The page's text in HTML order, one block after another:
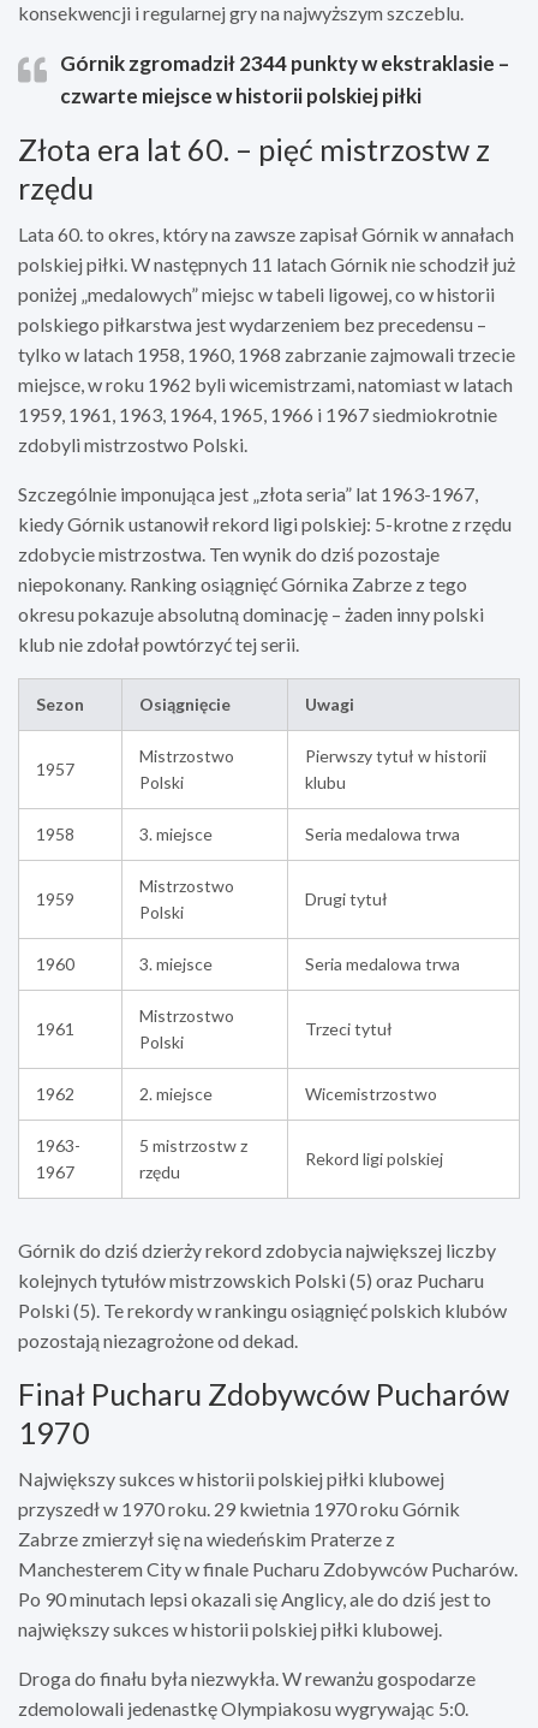
konsekwencji i regularnej gry na najwyższym szczeblu.
Górnik zgromadził 2344 punkty w ekstraklasie –
czwarte miejsce w historii polskiej piłki
Złota era lat 60. – pięć mistrzostw z
rzędu
Lata 60. to okres, który na zawsze zapisał Górnik w annałach
polskiej piłki. W następnych 11 latach Górnik nie schodził już
poniżej „medalowych” miejsc w tabeli ligowej, co w historii
polskiego piłkarstwa jest wydarzeniem bez precedensu –
tylko w latach 1958, 1960, 1968 zabrzanie zajmowali trzecie
miejsce, w roku 1962 byli wicemistrzami, natomiast w latach
1959, 1961, 1963, 1964, 1965, 1966 i 1967 siedmiokrotnie
zdobyli mistrzostwo Polski.
Szczególnie imponująca jest „złota seria” lat 1963-1967,
kiedy Górnik ustanowił rekord ligi polskiej: 5-krotne z rzędu
zdobycie mistrzostwa. Ten wynik do dziś pozostaje
niepokonany. Ranking osiągnięć Górnika Zabrze z tego
okresu pokazuje absolutną dominację – żaden inny polski
klub nie zdołał powtórzyć tej serii.
Sezon Osiągnięcie Uwagi
1957
Mistrzostwo
Polski
Pierwszy tytuł w historii
klubu
1958 3. miejsce Seria medalowa trwa
1959
Mistrzostwo
Polski
Drugi tytuł
1960 3. miejsce Seria medalowa trwa
1961
Mistrzostwo
Polski
Trzeci tytuł
1962 2. miejsce Wicemistrzostwo
1963-
1967
5 mistrzostw z
rzędu
Rekord ligi polskiej
Górnik do dziś dzierży rekord zdobycia największej liczby
kolejnych tytułów mistrzowskich Polski (5) oraz Pucharu
Polski (5). Te rekordy w rankingu osiągnięć polskich klubów
pozostają niezagrożone od dekad.
Finał Pucharu Zdobywców Pucharów
1970
Największy sukces w historii polskiej piłki klubowej
przyszedł w 1970 roku. 29 kwietnia 1970 roku Górnik
Zabrze zmierzył się na wiedeńskim Praterze z
Manchesterem City w finale Pucharu Zdobywców Pucharów.
Po 90 minutach lepsi okazali się Anglicy, ale do dziś jest to
największy sukces w historii polskiej piłki klubowej.
Droga do finału była niezwykła. W rewanżu gospodarze
zdemolowali jedenastkę Olympiakosu wygrywając 5:0.